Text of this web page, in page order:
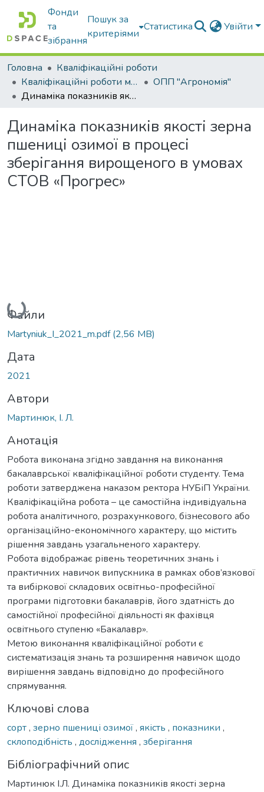
Фонди
та
зібрання
Пошук за
критеріями
Статистика Увійти
Головна
Кваліфікаційні роботи
Кваліфікаційні роботи магістрів
ОПП "Агрономія"
Динаміка показників якості зерна пшениці озимої в процесі зберігання вирощеного в умовах СТОВ «Прогрес»
Динаміка показників якості зерна
пшениці озимої в процесі
зберігання вирощеного в умовах
СТОВ «Прогрес»
Вантажиться...
Файли
Martyniuk_I_2021_m.pdf(2,56 MB)
Дата
2021
Автори
Мартинюк, І. Л.
Анотація
Робота виконана згідно завдання на виконання
бакалаврської кваліфікаційної роботи студенту. Тема
роботи затверджена наказом ректора НУБіП України.
Кваліфікаційна робота – це самостійна індивідуальна
робота аналітичного, розрахункового, бізнесового або
організаційно-економічного характеру, що містить
рішення завдань узагальненого характеру.
Робота відображає рівень теоретичних знань і
практичних навичок випускника в рамках обов’язкової
та вибіркової складових освітньо-професійної
програми підготовки бакалаврів, його здатність до
самостійної професійної діяльності як фахівця
освітнього ступеню «Бакалавр».
Метою виконання кваліфікаційної роботи є
систематизація знань та розширення навичок щодо
вирішення завдань відповідно до професійного
спрямування.
Ключові слова
сорт, зерно пшениці озимої, якість , показники ,
склоподібність , дослідження , зберігання
Бібліографічний опис
Мартинюк І.Л. Динаміка показників якості зерна